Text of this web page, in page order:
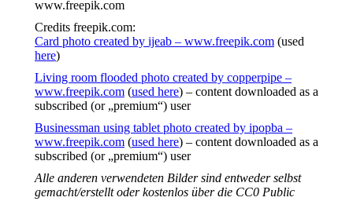
www.freepik.com
Credits freepik.com:
Card photo created by ijeab – www.freepik.com (used
here)
Living room flooded photo created by copperpipe –
www.freepik.com (used here) – content downloaded as a
subscribed (or „premium“) user
Businessman using tablet photo created by ipopba –
www.freepik.com (used here) – content downloaded as a
subscribed (or „premium“) user
Alle anderen verwendeten Bilder sind entweder selbst
gemacht/erstellt oder kostenlos über die CC0 Public